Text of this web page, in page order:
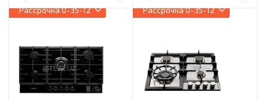
Рассрочка0-35-12 Рассрочка0-35-12